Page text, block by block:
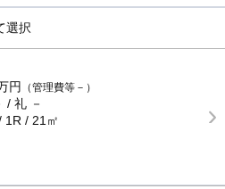
選択
円 （管理費等－）
/ 礼 －
1R / 21㎡